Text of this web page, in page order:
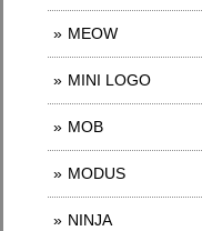
MEOW
MINI LOGO
MOB
MODUS
NINJA